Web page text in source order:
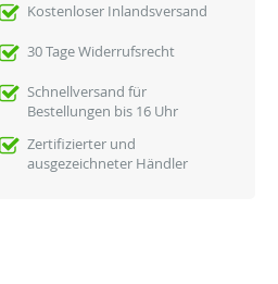
Kostenloser Inlandsversand
30 Tage Widerrufsrecht
Schnellversand für
Bestellungen bis 16 Uhr
Zertifizierter und
ausgezeichneter Händler